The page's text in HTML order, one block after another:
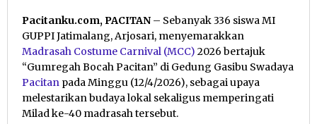
Pacitanku.com, PACITAN – Sebanyak 336 siswa MI
GUPPI Jatimalang, Arjosari, menyemarakkan
Madrasah Costume Carnival (MCC) 2026 bertajuk
“Gumregah Bocah Pacitan” di Gedung Gasibu Swadaya
Pacitan pada Minggu (12/4/2026), sebagai upaya
melestarikan budaya lokal sekaligus memperingati
Milad ke-40 madrasah tersebut.